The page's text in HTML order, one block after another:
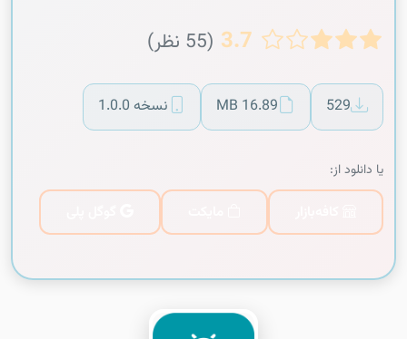
3.7 (55 نظر)
529
16.89 MB نسخه 1.0.0
یا دانلود از: